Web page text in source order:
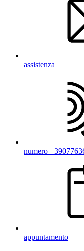
assistenza
numero
appuntamento